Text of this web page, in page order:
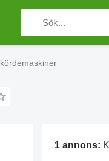
1 annons: